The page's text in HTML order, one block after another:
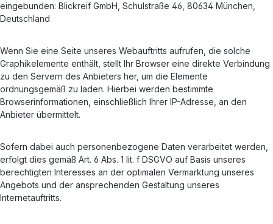
eingebunden: Blickreif GmbH, Schulstraße 46, 80634 München,
Deutschland
Wenn Sie eine Seite unseres Webauftritts aufrufen, die solche
Graphikelemente enthält, stellt Ihr Browser eine direkte Verbindung
zu den Servern des Anbieters her, um die Elemente
ordnungsgemäß zu laden. Hierbei werden bestimmte
Browserinformationen, einschließlich Ihrer IP-Adresse, an den
Anbieter übermittelt.
Sofern dabei auch personenbezogene Daten verarbeitet werden,
erfolgt dies gemäß Art. 6 Abs. 1 lit. f DSGVO auf Basis unseres
berechtigten Interesses an der optimalen Vermarktung unseres
Angebots und der ansprechenden Gestaltung unseres
Internetauftritts.